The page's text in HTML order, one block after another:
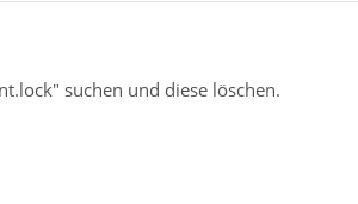
suchen und diese löschen.